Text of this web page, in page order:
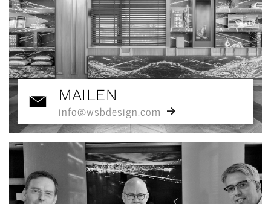
MAILEN
info@wsbdesign.com